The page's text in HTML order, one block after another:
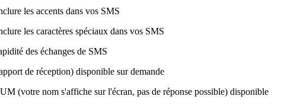
les accents dans vos SMS
les caractères spéciaux dans vos SMS
des échanges de SMS
de réception) disponible sur demande
(votre nom s'affiche sur l'écran, pas de réponse possible) disponible